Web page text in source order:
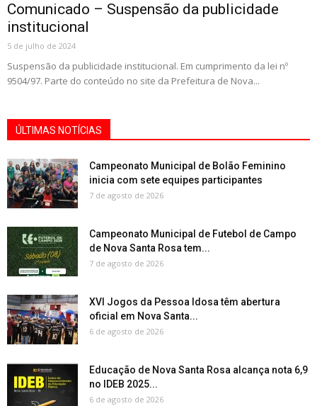
Comunicado – Suspensão da publicidade
institucional
5 de julho de 2024
Suspensão da publicidade institucional. Em cumprimento da lei nº
9504/97. Parte do conteúdo no site da Prefeitura de Nova...
ÚLTIMAS NOTÍCIAS
Campeonato Municipal de Bolão Feminino
inicia com sete equipes participantes
7 de agosto de 2026
Campeonato Municipal de Futebol de Campo
de Nova Santa Rosa tem...
7 de agosto de 2026
XVI Jogos da Pessoa Idosa têm abertura
oficial em Nova Santa...
6 de agosto de 2026
Educação de Nova Santa Rosa alcança nota 6,9
no IDEB 2025...
6 de agosto de 2026